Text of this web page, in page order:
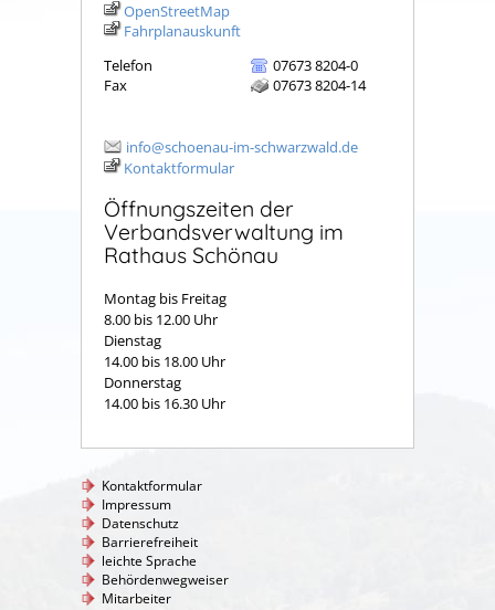
OpenStreetMap
Fahrplanauskunft
Telefon
07673 8204-0
Fax
07673 8204-14
info@schoenau-im-schwarzwald.de
Kontaktformular
Öffnungszeiten der
Verbandsverwaltung im
Rathaus Schönau
Montag bis Freitag
8.00 bis 12.00 Uhr
Dienstag
14.00 bis 18.00 Uhr
Donnerstag
14.00 bis 16.30 Uhr
Kontaktformular
Impressum
Datenschutz
Barrierefreiheit
leichte Sprache
Behördenwegweiser
Mitarbeiter